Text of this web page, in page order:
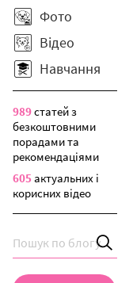
Фото
Відео
Навчання
989статей з
безкоштовними
порадами та
рекомендаціями
605 актуальних і
корисних відео